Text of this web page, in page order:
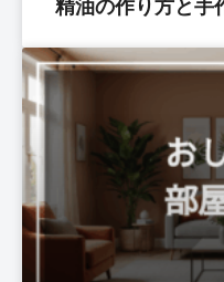
精油の作り方と手